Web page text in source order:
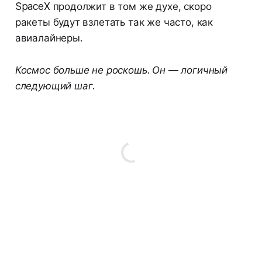
SpaceX продолжит в том же духе, скоро
ракеты будут взлетать так же часто, как
авиалайнеры.
Космос больше не роскошь. Он — логичный
следующий шаг.